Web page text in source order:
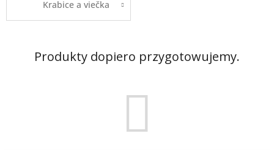
Krabice a viečka
Produkty dopiero przygotowujemy.